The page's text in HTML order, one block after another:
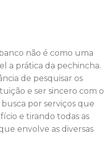
não é como uma
a prática da pechincha.
de pesquisar os
e ser sincero com o
por serviços que
e tirando todas as
envolve as diversas